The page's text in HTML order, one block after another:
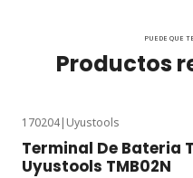
PUEDE QUE
Productos
170204| Uyustools
Terminal De Bateria
Uyustools TMB02N